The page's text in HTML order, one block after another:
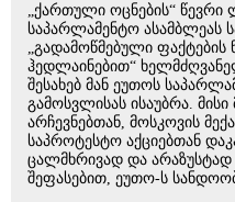
„ქართული ოცნების“
საპარლამენტო ასამბლეას
„გადამოწმებული
ჰედლაინებით“
შესახებ მან ეუთოს
გამოსვლისას ისაუბრა.
არჩევნებთან, მოსკოვის
საპროტესტო აქციებთან
ცალმხრივად და არაზუსტად
შეფასებით, ეუთო-ს